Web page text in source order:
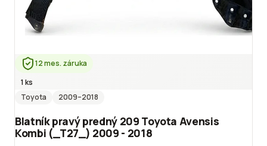
12 mes. záruka
1 ks
Toyota
2009–2018
Blatník pravý predný 209 Toyota Avensis
Kombi (_T27_) 2009 - 2018